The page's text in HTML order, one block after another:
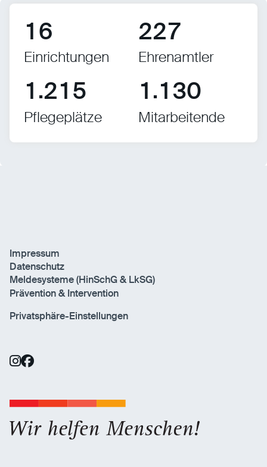
1 6
Einrichtungen
227
Ehrenamtler
1 .21 5
Pflegeplätze
1 .1 30
Mitarbeitende
Impressum
Datenschutz
Meldesysteme (HinSchG & LkSG)
Prävention & Intervention
Privatsphäre-Einstellungen